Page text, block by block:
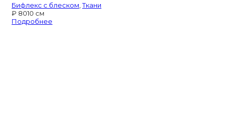
Бифлекс с блеском ,Ткани
₽ 8010 см
Подробнее